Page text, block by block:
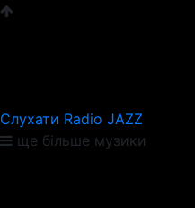
Слухати Radio JAZZ
ще більше музики